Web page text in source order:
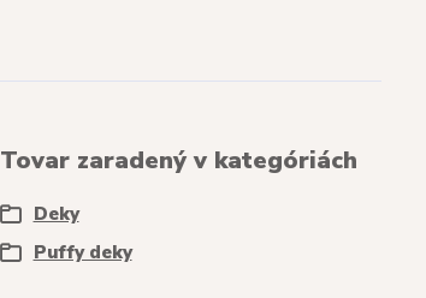
Tovar zaradený v kategóriách
Deky
Puffy deky